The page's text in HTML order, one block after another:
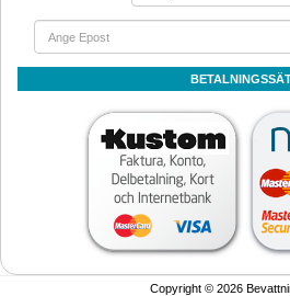
Copyright © 2026